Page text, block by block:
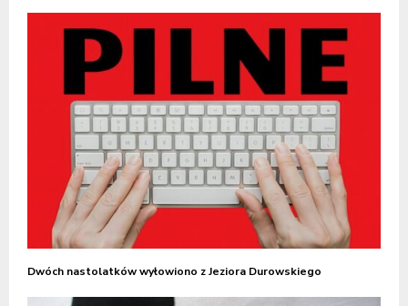
Dwóch nastolatków wyłowiono z Jeziora Durowskiego